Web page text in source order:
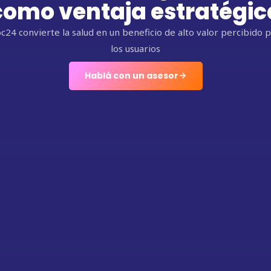
ventaja
convierte la salud en un beneficio de alto valor percibido
los usuarios
Hablá con un asesor